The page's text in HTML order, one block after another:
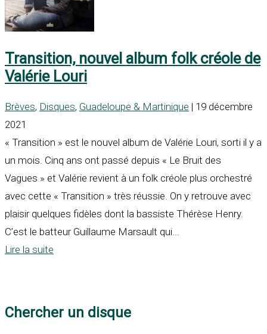
Transition, nouvel album folk créole de
Valérie Louri
Brèves, Disques, Guadeloupe & Martinique | 19 décembre
2021
« Transition » est le nouvel album de Valérie Louri, sorti il y a
un mois. Cinq ans ont passé depuis « Le Bruit des
Vagues » et Valérie revient à un folk créole plus orchestré
avec cette « Transition » très réussie. On y retrouve avec
plaisir quelques fidèles dont la bassiste Thérèse Henry.
C’est le batteur Guillaume Marsault qui...
Lire la suite
Chercher un disque